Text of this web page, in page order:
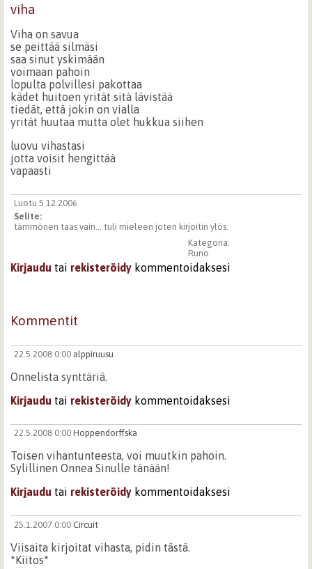
viha
Viha on savua
se peittää silmäsi
saa sinut yskimään
voimaan pahoin
lopulta polvillesi pakottaa
kädet huitoen yrität sitä lävistää
tiedät, että jokin on vialla
yrität huutaa mutta olet hukkua siihen
luovu vihastasi
jotta voisit hengittää
vapaasti
Luotu 5.12.2006
Selite:
tämmönen taas vain... tuli mieleen joten kirjoitin ylös.
Kategoria:
Runo
Kirjaudu tai rekisteröidy kommentoidaksesi
Kommentit
22.5.2008 0:00 alppiruusu
Onnelista synttäriä.
Kirjaudu tai rekisteröidy kommentoidaksesi
22.5.2008 0:00 Hoppendorffska
Toisen vihantunteesta, voi muutkin pahoin.
Sylillinen Onnea Sinulle tänään!
Kirjaudu tai rekisteröidy kommentoidaksesi
25.1.2007 0:00 Circuit
Viisaita kirjoitat vihasta, pidin tästä.
*Kiitos*